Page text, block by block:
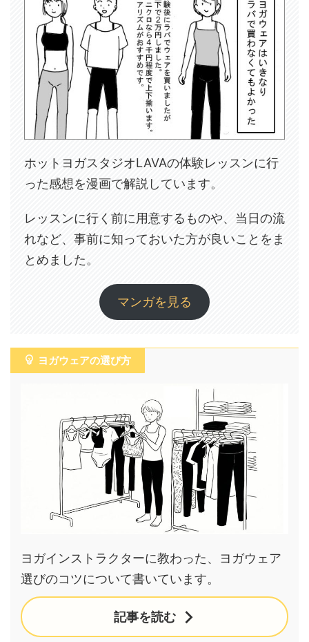
ホットヨガスタジオLAVAの体験レッスンに行
った感想を漫画で解説しています。
レッスンに行く前に用意するものや、当日の流
れなど、事前に知っておいた方が良いことをま
とめました。
マンガを見る
ヨガウェアの選び方
ヨガインストラクターに教わった、ヨガウェア
選びのコツについて書いています。
記事を読む